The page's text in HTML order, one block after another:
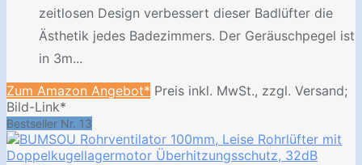
zeitlosen Design verbessert dieser Badlüfter die
Ästhetik jedes Badezimmers. Der Geräuschpegel ist
in 3m...
Zum Amazon Angebot* Preis inkl. MwSt., zzgl. Versand;
Bild-Link*
Bestseller Nr. 13